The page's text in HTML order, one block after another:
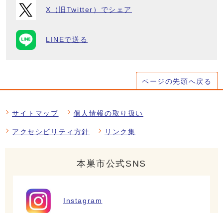
X（旧Twitter）でシェア
LINEで送る
ページの先頭へ戻る
サイトマップ 個人情報の取り扱い
アクセシビリティ方針 リンク集
本巣市公式SNS
Instagram